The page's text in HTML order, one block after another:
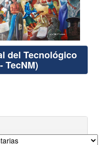
del Tecnológico
TecNM)